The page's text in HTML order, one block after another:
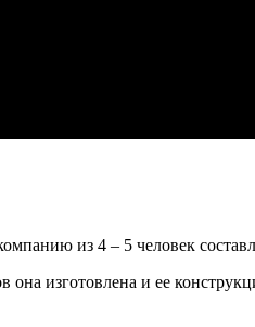
из 4 – 5 человек
она изготовлена и ее